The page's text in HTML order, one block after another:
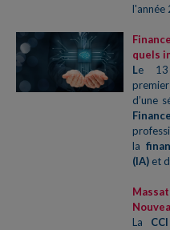
l'année
quels
Le 13
premier
d’une
la
(IA) et
La